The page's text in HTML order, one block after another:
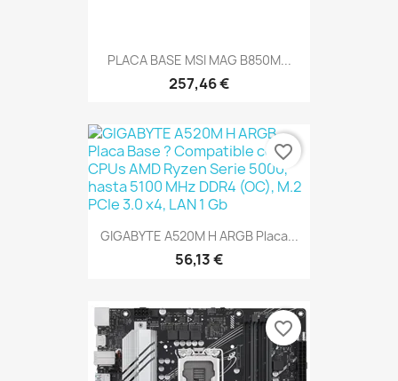
PLACA BASE MSI MAG B850M...
257,46 €
GIGABYTE A520M H ARGB Placa...
56,13 €
favorite_border
favorite_border